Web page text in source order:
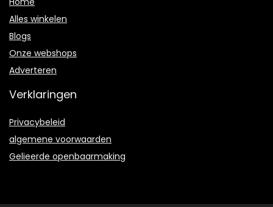
Alles winkelen
Blogs
Onze webshops
Adverteren
Verklaringen
Privacybeleid
algemene voorwaarden
Gelieerde openbaarmaking